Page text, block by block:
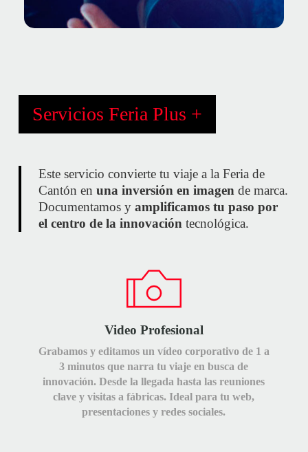
Servicios Feria Plus +
Este servicio convierte tu viaje a la Feria de
Cantón en una inversión en imagende marca.
Documentamos y amplificamos tu paso por
el centro de la innovacióntecnológica.
Video Profesional
Grabamos y editamos un vídeo corporativo de 1 a
3 minutos que narra tu viaje en busca de
innovación. Desde la llegada hasta las reuniones
clave y visitas a fábricas. Ideal para tu web,
presentaciones y redes sociales.